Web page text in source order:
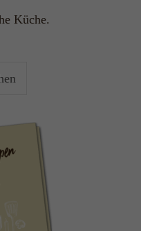
Küche.